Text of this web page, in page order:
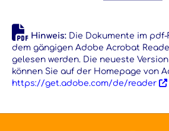
Hinweis: Die Dokumente im
dem gängigen Adobe Acrobat
gelesen werden. Die neueste
können Sie auf der Homepage von
https://get.adobe.com/de/reader